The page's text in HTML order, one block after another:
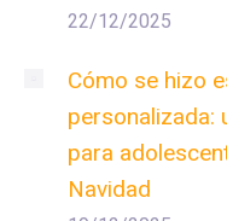
22/12/2025
Cómo se hizo
personalizada:
para
Navidad